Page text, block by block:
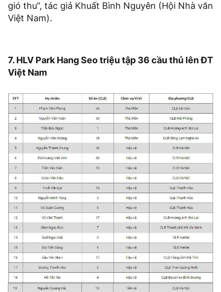
gió thu”, tác giả Khuất Bình Nguyên (Hội Nhà văn
Việt Nam).
7. HLV Park Hang Seo triệu tập 36 cầu thủ lên ĐT
Việt Nam